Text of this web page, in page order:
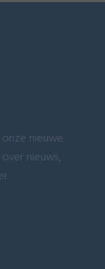
nieuwe
nieuws,